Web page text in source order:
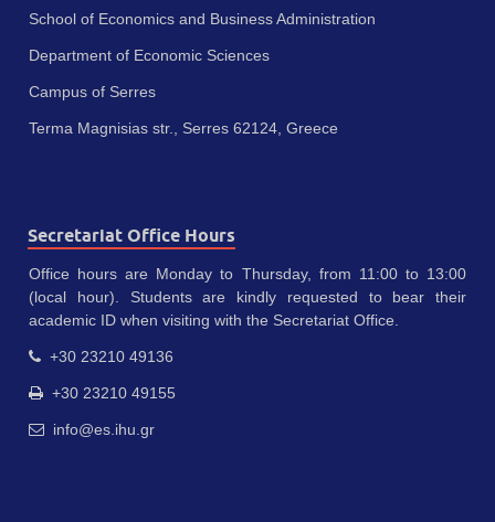
School of Economics and Business Administration
Department of Economic Sciences
Campus of Serres
Terma Magnisias str., Serres 62124, Greece
Secretariat Office Hours
Office hours are Monday to Thursday, from 11:00 to 13:00
(local hour). Students are kindly requested to bear their
academic ID when visiting with the Secretariat Office.
+30 23210 49136
+30 23210 49155
info@es.ihu.gr